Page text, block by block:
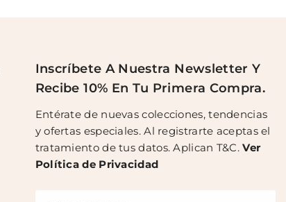
Inscríbete A Nuestra Newsletter Y
Recibe 10% En Tu Primera Compra.
Entérate de nuevas colecciones, tendencias
y ofertas especiales. Al registrarte aceptas el
tratamiento de tus datos. Aplican T&C.Ver
Política de Privacidad